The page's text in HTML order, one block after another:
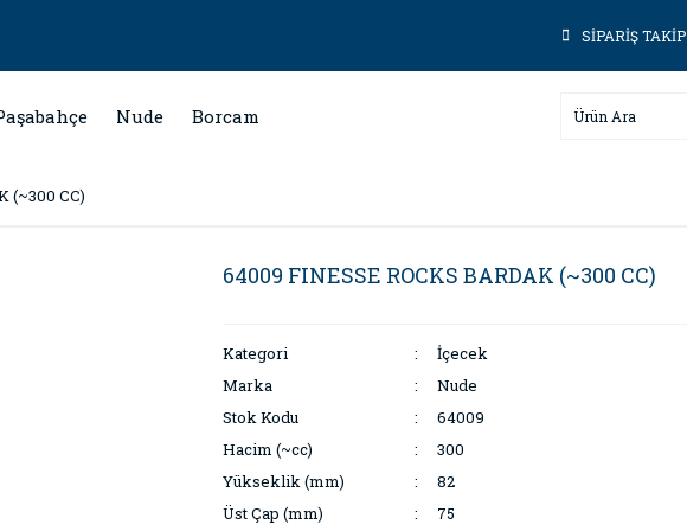
SİPARİŞ TAKİP
Nude Borcam
(~300 CC)
64009 FINESSE ROCKS BARDAK (~300 CC)
Kategori
İçecek
Marka
Nude
Stok Kodu
64009
Hacim (~cc)
300
Yükseklik (mm)
82
Üst Çap (mm)
75